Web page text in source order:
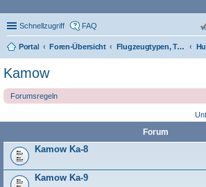
Schnellzugriff FAQ
Portal Foren-Übersicht Flugzeugtypen, Triebwerke und Technik
Kamow
Forumsregeln
Forum
Kamow Ka-8
Kamow Ka-9